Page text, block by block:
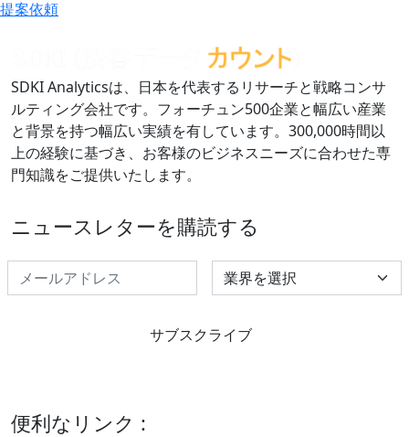
提案依頼
SDKI Analyticsは、日本を代表するリサーチと戦略コンサ
ルティング会社です。フォーチュン500企業と幅広い産業
と背景を持つ幅広い実績を有しています。300,000時間以
上の経験に基づき、お客様のビジネスニーズに合わせた専
門知識をご提供いたします。
ニュースレターを購読する
Select Industry
サブスクライブ
便利なリンク :